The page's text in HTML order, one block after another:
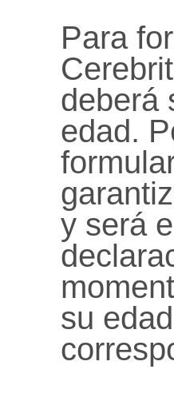
Para
deberá
edad.
y será
su